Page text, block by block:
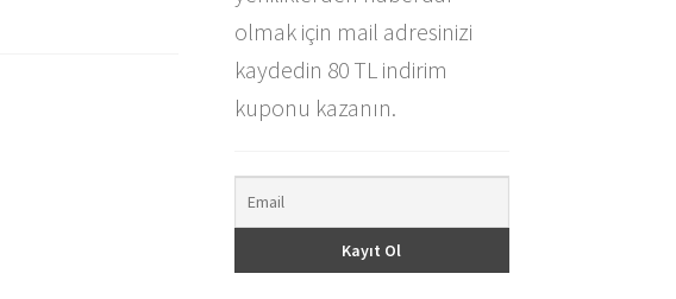
olmak için mail adresinizi
kaydedin 80 TL indirim
kuponu kazanın.